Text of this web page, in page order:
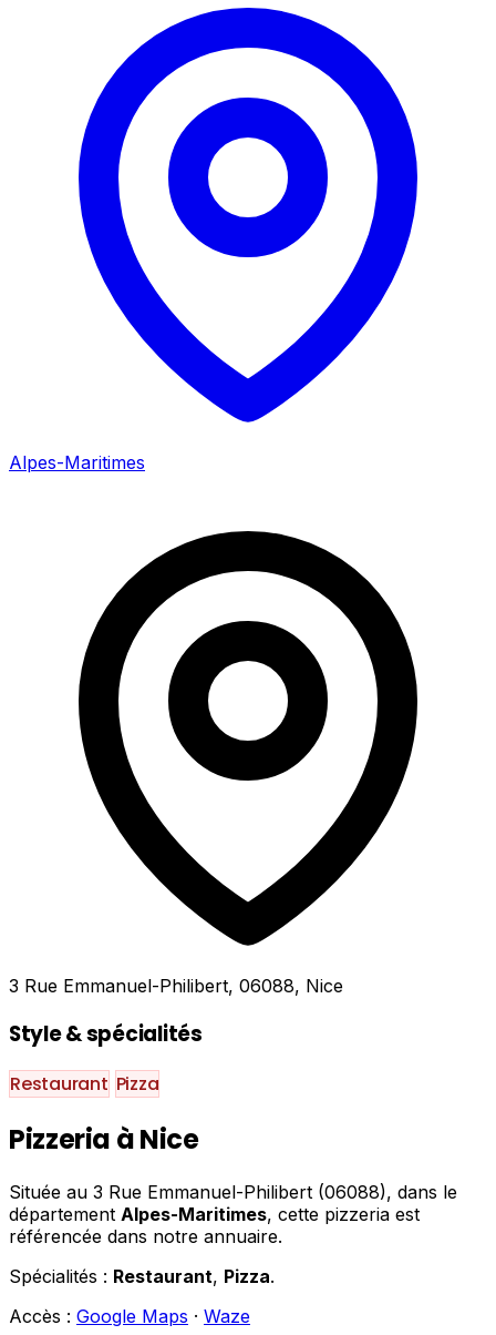
Alpes-Maritimes
3 Rue Emmanuel-Philibert, 06088, Nice
Style & spécialités
Restaurant Pizza
Pizzeria à Nice
Située au 3 Rue Emmanuel-Philibert (06088), dans le
département Alpes-Maritimes, cette pizzeria est
référencée dans notre annuaire.
Spécialités : Restaurant, Pizza.
Accès : Google Maps · Waze